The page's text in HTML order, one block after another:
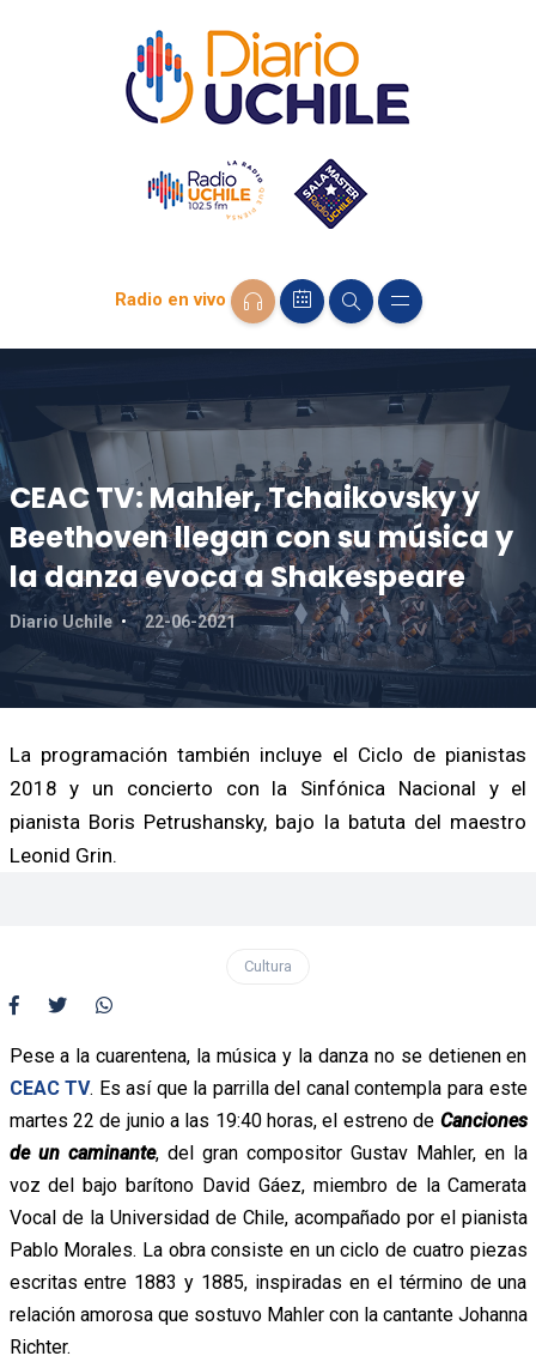
Radio en vivo
CEAC TV: Mahler, Tchaikovsky y
Beethoven llegan con su música y
la danza evoca a Shakespeare
Diario Uchile 22-06-2021
La programación también incluye el Ciclo de pianistas
2018 y un concierto con la Sinfónica Nacional y el
pianista Boris Petrushansky, bajo la batuta del maestro
Leonid Grin.
Cultura
Pese a la cuarentena, la música y la danza no se detienen en
CEAC TV. Es así que la parrilla del canal contempla para este
martes 22 de junio a las 19:40 horas, el estreno de Canciones
de un caminante, del gran compositor Gustav Mahler, en la
voz del bajo barítono David Gáez, miembro de la Camerata
Vocal de la Universidad de Chile, acompañado por el pianista
Pablo Morales. La obra consiste en un ciclo de cuatro piezas
escritas entre 1883 y 1885, inspiradas en el término de una
relación amorosa que sostuvo Mahler con la cantante Johanna
Richter.